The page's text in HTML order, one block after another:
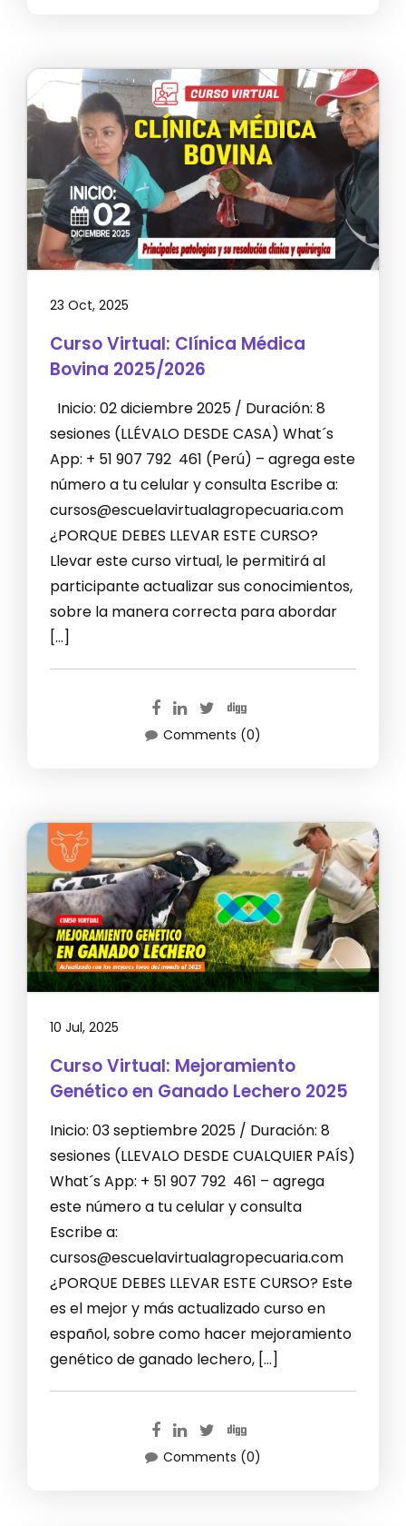
23 Oct, 2025
Curso Virtual: Clínica Médica
Bovina 2025/2026
Inicio: 02 diciembre 2025 / Duración: 8
sesiones (LLÉVALO DESDE CASA) What´s
App: + 51 907 792 461 (Perú) – agrega este
número a tu celular y consulta Escribe a:
cursos@escuelavirtualagropecuaria.com
¿PORQUE DEBES LLEVAR ESTE CURSO?
Llevar este curso virtual, le permitirá al
participante actualizar sus conocimientos,
sobre la manera correcta para abordar
[…]
Comments (0)
10 Jul, 2025
Curso Virtual: Mejoramiento
Genético en Ganado Lechero 2025
Inicio: 03 septiembre 2025 / Duración: 8
sesiones (LLEVALO DESDE CUALQUIER PAÍS)
What´s App: + 51 907 792 461 – agrega
este número a tu celular y consulta
Escribe a:
cursos@escuelavirtualagropecuaria.com
¿PORQUE DEBES LLEVAR ESTE CURSO? Este
es el mejor y más actualizado curso en
español, sobre como hacer mejoramiento
genético de ganado lechero, […]
Comments (0)